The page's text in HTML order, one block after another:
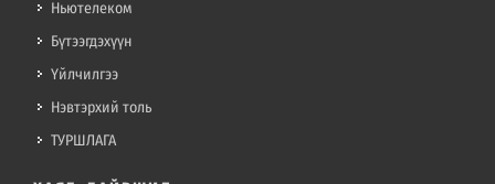
Ньютелеком
Бүтээгдэхүүн
Үйлчилгээ
Нэвтэрхий толь
ТУРШЛАГА